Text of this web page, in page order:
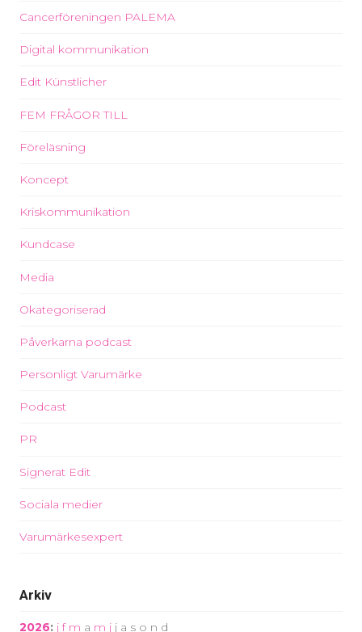
Cancerföreningen PALEMA
Digital kommunikation
Edit Künstlicher
FEM FRÅGOR TILL
Föreläsning
Koncept
Kriskommunikation
Kundcase
Media
Okategoriserad
Påverkarna podcast
Personligt Varumärke
Podcast
PR
Signerat Edit
Sociala medier
Varumärkesexpert
Arkiv
2026: j f m a m j j a s o n d